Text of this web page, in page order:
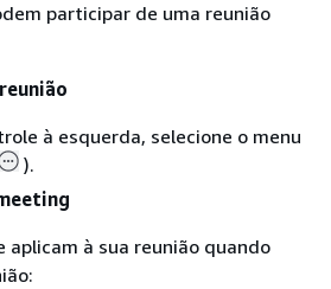
participar de uma reunião
à esquerda, selecione o menu
).
aplicam à sua reunião quando